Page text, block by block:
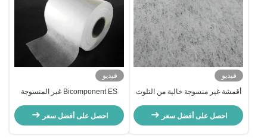
فيديو
أقمشة غير منسوجة خالية من التلوث
التخلص منها
احصل على أفضل سعر
فيديو
Bicomponent ES غير المنسوجة
احصل على أفضل سعر